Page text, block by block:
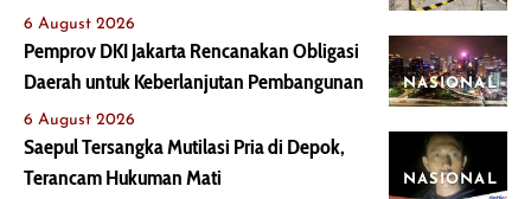
6 August 2026
NASIONAL
Pemprov DKI Jakarta Rencanakan Obligasi
Daerah untuk Keberlanjutan Pembangunan
6 August 2026
NASIONAL
Saepul Tersangka Mutilasi Pria di Depok,
Terancam Hukuman Mati